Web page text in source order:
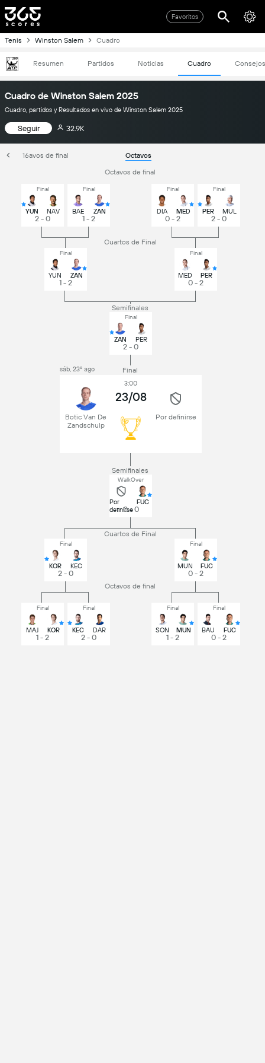
Favoritos
Tenis Winston Salem Cuadro
Resumen Partidos Noticias Cuadro Consejos
Cuadro de Winston Salem 2025
Cuadro, partidos y Resultados en vivo de Winston Salem 2025
Seguir 32.9K
16avos de final
Octavos
Octavos de final
Final
YUN NAV
2 - 0
Final
BAE ZAN
1 - 2
Final
DIA MED
0 - 2
Final
PER MUL
2 - 0
Cuartos de Final
Final
YUN ZAN
1 - 2
Final
MED PER
0 - 2
Semifinales
Final
ZAN PER
2 - 0
Final
sáb, 23º ago
Botic Van De
Zandschulp
3:00
23/08
Por definirse
Octavos de final
Final
MAJ KOR
1 - 2
Final
KEC DAR
2 - 0
Final
SON MUN
1 - 2
Final
BAU FUC
0 - 2
Cuartos de Final
Final
KOR KEC
2 - 0
Final
MUN FUC
0 - 2
Semifinales
WalkOver
Por
definirse
FUC
0 - 0